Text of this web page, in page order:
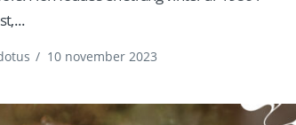
/ 10 november 2023